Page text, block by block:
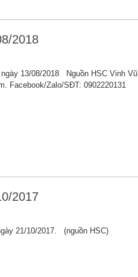
2018
13/08/2018 Nguồn HSC Vinh Vũ
Facebook/Zalo/SĐT: 0902220131
2017
21/10/2017. (nguồn HSC)